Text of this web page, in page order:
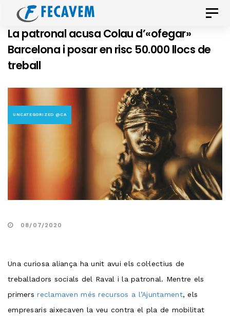
Skip
links
primary
navigation
Skip
Toggle
La patronal acusa Colau d’«ofegar»
Barcelona i posar en risc 50.000 llocs de
treball
UNCATEGORIZED @CA
08/07/2020
Una curiosa aliança ha unit avui els col·lectius de
treballadors socials del Raval i la patronal. Mentre els
primersreclamaven més recursos a l’Ajuntament, els
empresaris aixecaven la veu contra el pla de mobilitat